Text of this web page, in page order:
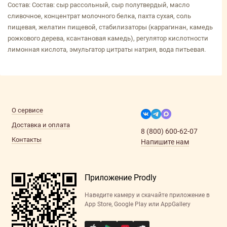
Состав: Состав: сыр рассольный, сыр полутвердый, масло
сливочное, концентрат молочного белка, пахта сухая, соль
пищевая, желатин пищевой, стабилизаторы (каррагинан, камедь
рожкового дерева, ксантановая камедь), регулятор кислотности
лимонная кислота, эмульгатор цитраты натрия, вода питьевая.
О сервисе
Доставка и оплата
Контакты
8 (800) 600-62-07
Напишите нам
Приложение Prodly
Наведите камеру и скачайте приложение в
App Store, Google Play или AppGallery